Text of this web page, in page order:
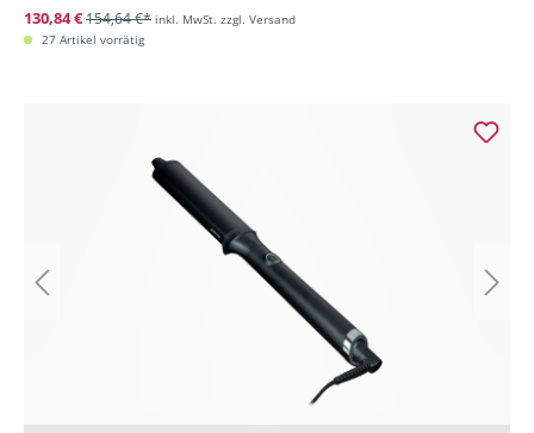
130,84 €154,64 €* inkl. MwSt. zzgl. Versand
27 Artikel vorrätig